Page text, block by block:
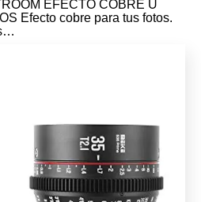
EFECTO COBRE U
Efecto cobre para tus fotos.